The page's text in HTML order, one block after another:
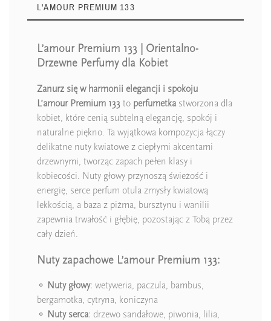
L'AMOUR PREMIUM 133
L’amour Premium 133 | Orientalno-
Drzewne Perfumy dla Kobiet
Zanurz się w harmonii elegancji i spokoju
L’amour Premium 133 to perfumetka stworzona dla
kobiet, które cenią subtelną elegancję, spokój i
naturalne piękno. Ta wyjątkowa kompozycja łączy
delikatne nuty kwiatowe z ciepłymi akcentami
drzewnymi, tworząc zapach pełen klasy i
kobiecości. Nuty głowy przynoszą świeżość i
energię, serce perfum otula zmysły kwiatową
lekkością, a baza z piżma, bursztynu i wanilii
zapewnia trwałość i głębię, pozostając z Tobą przez
cały dzień.
Nuty zapachowe L’amour Premium 133:
⚬ Nuty głowy: wetyweria, paczula, bambus,
bergamotka, cytryna, koniczyna
⚬ Nuty serca: drzewo sandałowe, piwonia, lilia,